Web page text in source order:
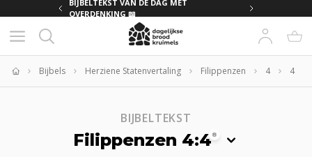
BIJBELTEKST VAN DE DAG MET
OVERDENKING 📖
Home
Bijbels Herziene Statenvertaling Filippenzen 4 4
BIJBELTEKST
Filippenzen 4:48